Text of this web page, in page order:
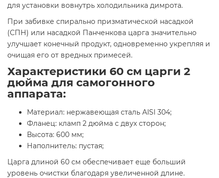
для установки вовнутрь холодильника димрота.
При забивке спирально призматической насадкой
(СПН) или насадкой Панченкова царга значительно
улучшает конечный продукт, одновременно укрепляя и
очищая его от вредных примесей.
Характеристики 60 см царги 2
дюйма для самогонного
аппарата:
Материал: нержавеющая сталь AISI 304;
Фланец: кламп 2 дюйма с двух сторон;
Высота: 600 мм;
Наполнитель: пустая;
Царга длиной 60 см обеспечивает еще больший
уровень очистки благодаря увеличенной длине.